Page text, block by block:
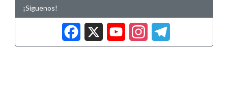
¡Síguenos!
Facebook
X